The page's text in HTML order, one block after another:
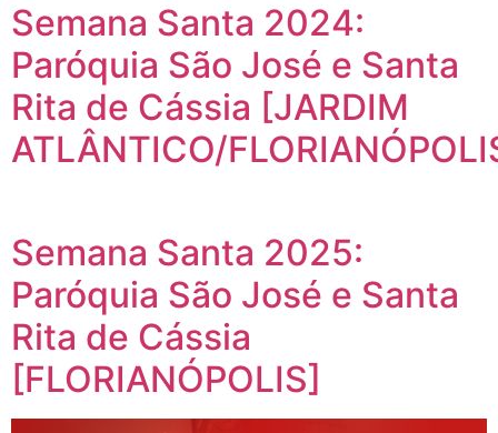
Semana Santa 2024:
Paróquia São José e Santa
Rita de Cássia [JARDIM
ATLÂNTICO/
Semana Santa 2025:
Paróquia São José e Santa
Rita de Cássia
[FLORIANÓPOLIS]